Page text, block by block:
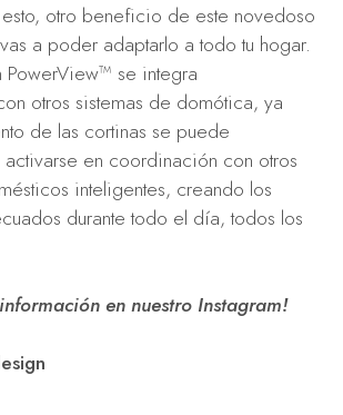
otro beneficio de este novedoso
a poder adaptarlo a todo tu hogar.
PowerView™ se integra
otros sistemas de domótica, ya
de las cortinas se puede
en coordinación con otros
inteligentes, creando los
durante todo el día, todos los
en nuestro Instagram!